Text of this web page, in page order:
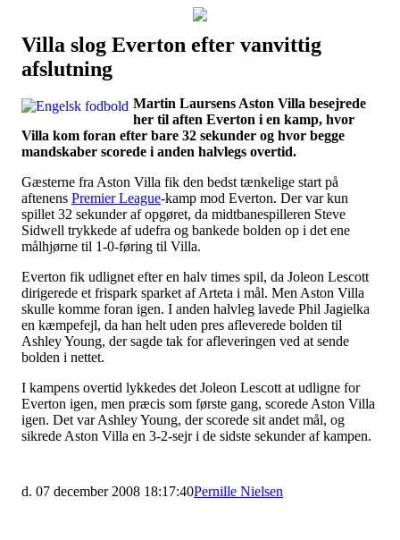
Наши партнеры
Villa slog Everton efter vanvittig
afslutning
Martin Laursens Aston Villa besejrede
her til aften Everton i en kamp, hvor
Villa kom foran efter bare 32 sekunder og hvor begge
mandskaber scorede i anden halvlegs overtid.
Gæsterne fra Aston Villa fik den bedst tænkelige start på
aftenens Premier League-kamp mod Everton. Der var kun
spillet 32 sekunder af opgøret, da midtbanespilleren Steve
Sidwell trykkede af udefra og bankede bolden op i det ene
målhjørne til 1-0-føring til Villa.
Everton fik udlignet efter en halv times spil, da Joleon Lescott
dirigerede et frispark sparket af Arteta i mål. Men Aston Villa
skulle komme foran igen. I anden halvleg lavede Phil Jagielka
en kæmpefejl, da han helt uden pres afleverede bolden til
Ashley Young, der sagde tak for afleveringen ved at sende
bolden i nettet.
I kampens overtid lykkedes det Joleon Lescott at udligne for
Everton igen, men præcis som første gang, scorede Aston Villa
igen. Det var Ashley Young, der scorede sit andet mål, og
sikrede Aston Villa en 3-2-sejr i de sidste sekunder af kampen.
d. 07 december 2008 18:17:40Pernille Nielsen